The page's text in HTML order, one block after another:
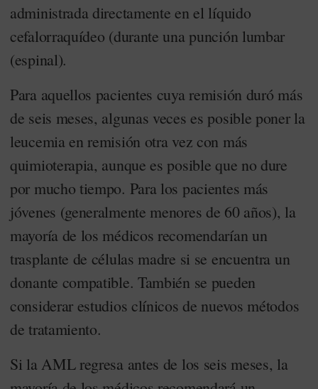
administrada directamente en el líquido
cefalorraquídeo (durante una punción lumbar
(espinal).
Para aquellos pacientes cuya remisión duró más
de seis meses, algunas veces es posible poner la
leucemia en remisión otra vez con más
quimioterapia, aunque es posible que no dure
por mucho tiempo. Para los pacientes más
jóvenes (generalmente menores de 60 años), la
mayoría de los médicos recomendarían un
trasplante de células madre si se encuentra un
donante compatible. También se pueden
considerar estudios clínicos de nuevos métodos
de tratamiento.
Si la AML regresa antes de los seis meses, la